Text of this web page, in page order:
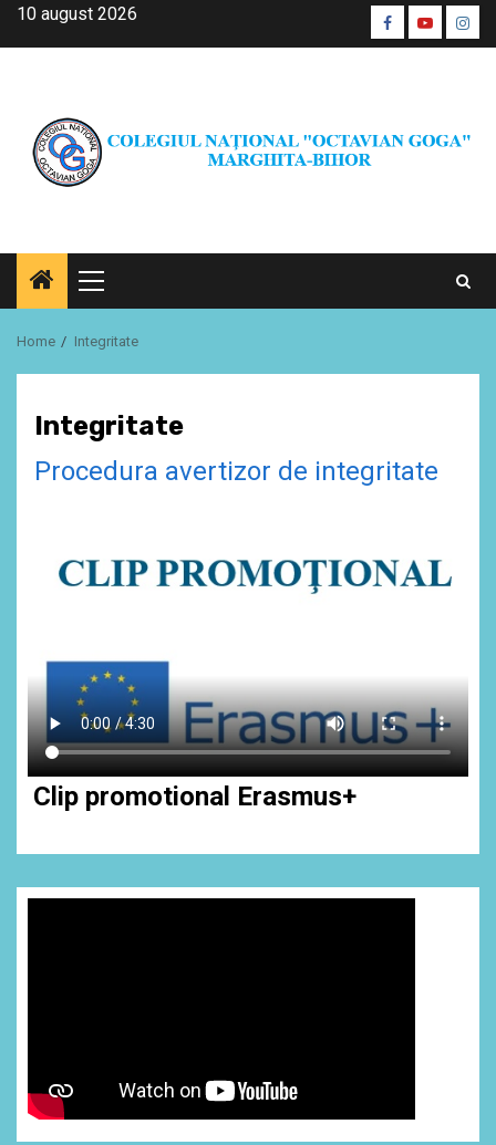
Skip10 august 2026 Facebook
Youtube
CŞE
Primary
Menu
Home Integritate
Integritate
Procedura avertizor de integritate
Clip promotional Erasmus+